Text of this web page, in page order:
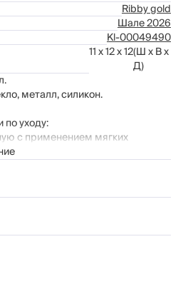
Ribby gold
Шале 2026
Kl-00049490
11 x 12 x 12(Ш x В x
Д)
металл, силикон.
уходу:
с применением мягких
и жесткие губки
в посудомоечной машине